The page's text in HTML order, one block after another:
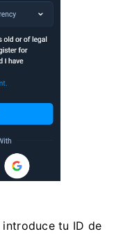
introduce tu ID de